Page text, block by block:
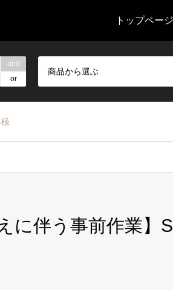
トップページ
and
or
商品から選ぶ
に伴う事前作業】